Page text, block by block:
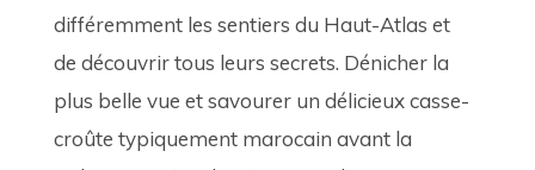
différemment les sentiers du Haut-Atlas et
de découvrir tous leurs secrets. Dénicher la
plus belle vue et savourer un délicieux casse-
croûte typiquement marocain avant la